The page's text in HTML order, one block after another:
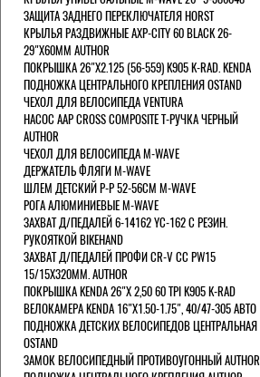
ЗАЩИТА ЗАДНЕГО ПЕРЕКЛЮЧАТЕЛЯ HORST
КРЫЛЬЯ РАЗДВИЖНЫЕ AXP-CITY 60 BLACK 26-
29"Х60ММ AUTHOR
ПОКРЫШКА 26"Х2.125 (56-559) K905 K-RAD. KENDA
ПОДНОЖКА ЦЕНТРАЛЬНОГО КРЕПЛЕНИЯ OSTAND
ЧЕХОЛ ДЛЯ ВЕЛОСИПЕДА VENTURA
НАСОС AAP CROSS COMPOSITE Т-РУЧКА ЧЕРНЫЙ
AUTHOR
ЧЕХОЛ ДЛЯ ВЕЛОСИПЕДА M-WAVE
ДЕРЖАТЕЛЬ ФЛЯГИ M-WAVE
ШЛЕМ ДЕТСКИЙ Р-Р 52-56СМ M-WAVE
РОГА АЛЮМИНИЕВЫЕ M-WAVE
ЗАХВАТ Д/ПЕДАЛЕЙ 6-14162 YC-162 С РЕЗИН.
РУКОЯТКОЙ BIKEHAND
ЗАХВАТ Д/ПЕДАЛЕЙ ПРОФИ CR-V CC PW15
15/15X320ММ. AUTHOR
ПОКРЫШКА KENDA 26"Х 2,50 60 TPI K905 K-RAD
ВЕЛОКАМЕРА KENDA 16"Х1.50-1.75", 40/47-305 АВТО
ПОДНОЖКА ДЕТСКИХ ВЕЛОСИПЕДОВ ЦЕНТРАЛЬНАЯ
OSTAND
ЗАМОК ВЕЛОСИПЕДНЫЙ ПРОТИВОУГОННЫЙ AUTHOR